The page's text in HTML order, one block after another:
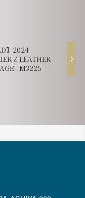
】2024
Z LEATHER
- M3225